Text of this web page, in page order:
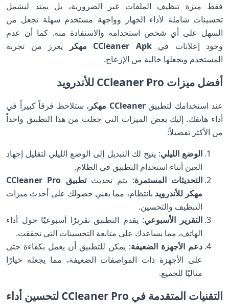
فقط ميزة تنظيف الملفات غير الضرورية، بل يمتد ليشمل
تحسينات شاملة لأداء الجهاز وواجهة مستخدم سهلة تجعل من
السهل على أي شخص استخدامه والاستفادة منه. كما أن عدم
وجود إعلانات فيCCleaner Apk مهكر
يعزز من تجربة
المستخدم ويجعلها خالية من الإزعاج.
أفضل ميزات CCleaner Pro للأندرويد
عند استخدامك لتطبيقCCleaner مهكر
، ستلاحظ فرقاً كبيراً في
أداء هاتفك. إليك بعض الميزات التي جعلت من هذا التطبيق واحداً
من الأكثر تفضيلاً:
الوضع الليلي: يتيح لك التبديل إلى الوضع الليلي لتقليل إجهاد
العين أثناء استخدام التطبيق في الظلام.
التحديثات المستمرة: يتم تحديث
تطبيق CCleaner Pro
مهكر للأندرويد بانتظام، مما يعني حصولك على أحدث ميزات
التنظيف والتحسين.
التقرير الأسبوعي: يقدم التطبيق تقريرًا أسبوعيًا حول أداء
الهاتف، مما يساعدك على متابعة التحسينات التي تحققت.
دعم الأجهزة الضعيفة: يمكن للتطبيق أن يعمل بكفاءة حتى
على الأجهزة ذات المواصفات الضعيفة، مما يجعله خيارًا
مثاليًا للجميع.
التقنيات المتقدمة في CCleaner Pro لتحسين أداء